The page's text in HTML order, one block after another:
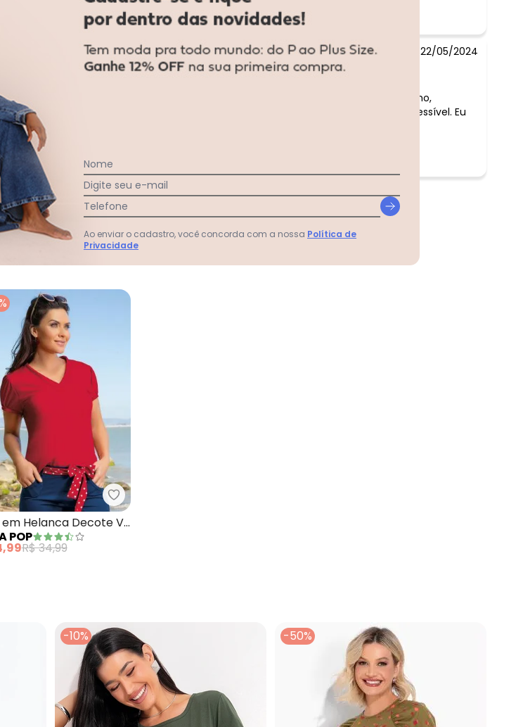
22/05/2024
A blusa vermelha é bem fresquinho,
tamanho gg excelente, preço acessível. Eu
todas as avaliações
PretaManga Curta PretaModa Pop - Blusa em Helanca Decote V Vermelha
em Helanca Decote V
POP
R$ 34,99
-10% -50%
Nome
Digite seu e-mail
Telefone
Ao enviar o cadastro, você concorda com a nossa Política de
Privacidade